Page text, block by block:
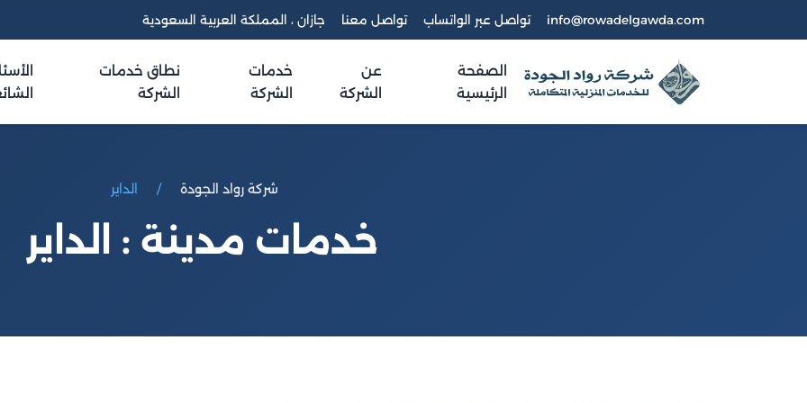
info@rowadelgawda.com تواصل عبر الواتساب تواصل معنا جازان ، المملكة العربية السعودية
الصفحة
الرئيسية
عن
الشركة
خدمات
الشركة
نطاق خدمات
الشركة
شركة رواد الجودة الداير
خدمات مدينة : الداير